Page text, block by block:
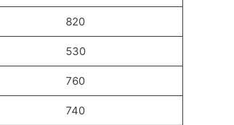
820
530
760
740